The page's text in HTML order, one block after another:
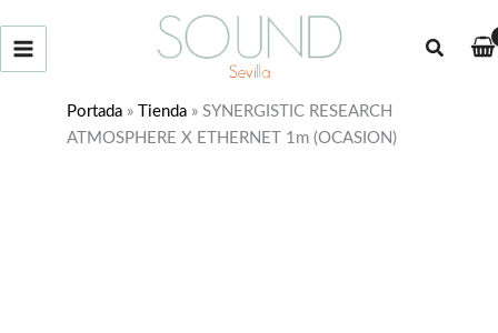
Buscar
Portada » Tienda » SYNERGISTIC RESEARCH
ATMOSPHERE X ETHERNET 1m (OCASION)